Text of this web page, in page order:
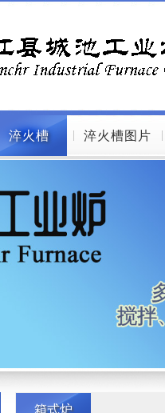
淬火槽 淬火槽图片
箱式炉